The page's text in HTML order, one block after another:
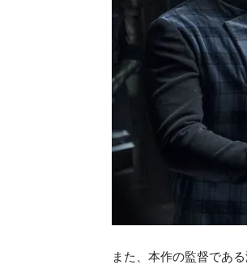
また、本作の監督であ